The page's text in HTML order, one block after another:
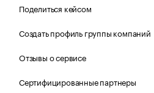
Поделиться кейсом
Создать профиль группы компаний
Отзывы о сервисе
Сертифицированные партнеры